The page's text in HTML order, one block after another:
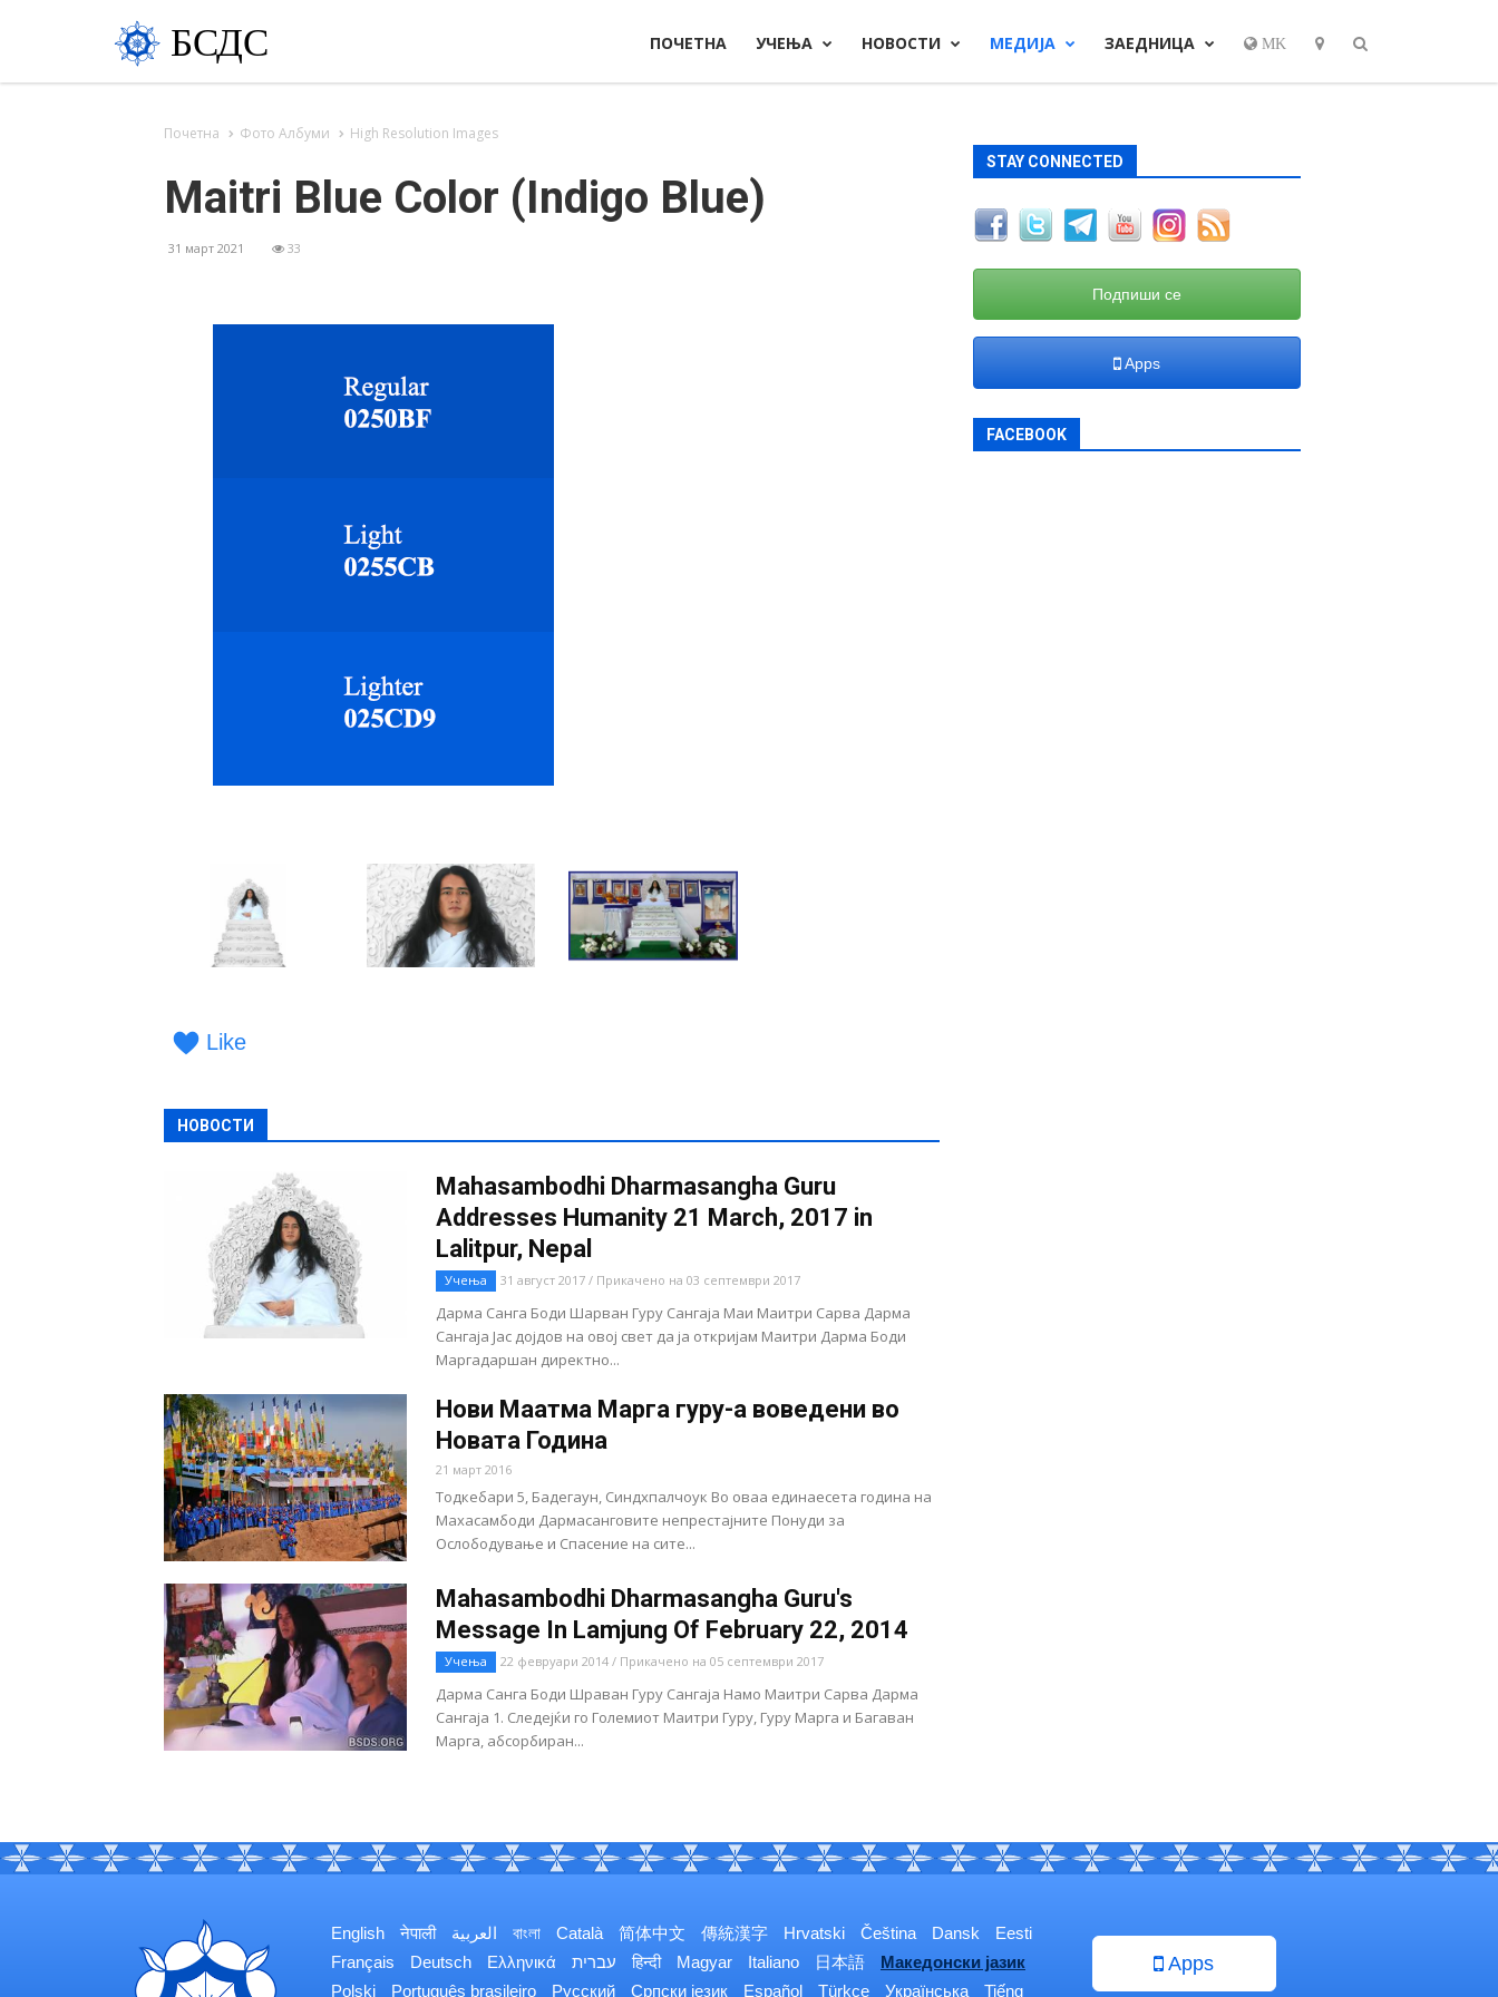
БСДС ПОЧЕТНА УЧЕЊА НОВОСТИ МЕДИЈА ЗАЕДНИЦА MK
Почетна Фото Албуми High Resolution Images
Maitri Blue Color (Indigo Blue)
31 март 2021 33
Like
НОВОСТИ
Mahasambodhi Dharmasangha Guru
Addresses Humanity 21 March, 2017 in
Lalitpur, Nepal
Учења 31 август 2017 / Прикачено на 03 септември 2017
Дарма Санга Боди Шарван Гуру Сангаја Маи Маитри Сарва Дарма
Сангаја Јас дојдов на овој свет да ја откријам Маитри Дарма Боди
Маргадаршан директно...
Нови Маатма Марга гуру-а воведени во
Новата Година
21 март 2016
Тодкебари 5, Бадегаун, Синдхпалчоук Во оваа единаесета година на
Махасамбоди Дармасанговите непрестајните Понуди за
Ослободување и Спасение на сите...
Mahasambodhi Dharmasangha Guru's
Message In Lamjung Of February 22, 2014
Учења 22 февруари 2014 / Прикачено на 05 септември 2017
Дарма Санга Боди Шраван Гуру Сангаја Намо Маитри Сарва Дарма
Сангаја 1. Следејќи го Големиот Маитри Гуру, Гуру Марга и Багаван
Марга, абсорбиран...
STAY CONNECTED
Подпиши се
Apps
FACEBOOK
English नेपाली العربية বাংলা Català 简体中文 傳統漢字 Hrvatski Čeština Dansk
Eesti
Français
Deutsch Ελληνικά עברית हिन्दी Magyar Italiano 日本語
Македонски јазик
Polski
Português brasileiro Русский Српски језик Español Türkçe Українська Tiếng
Apps